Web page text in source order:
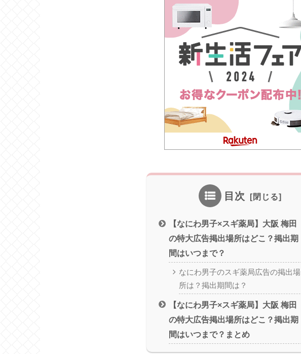
目次
【なにわ男子×スギ薬局】大阪 梅田
の特大広告掲出場所はどこ？掲出期
間はいつまで？
なにわ男子のスギ薬局広告の掲出場
所は？掲出期間は？
【なにわ男子×スギ薬局】大阪 梅田
の特大広告掲出場所はどこ？掲出期
間はいつまで？まとめ